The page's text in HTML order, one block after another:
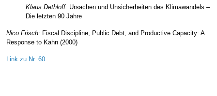
Klaus Dethloff: Ursachen und Unsicherheiten des Klimawandels –
Die letzten 90 Jahre
Nico Frisch: Fiscal Discipline, Public Debt, and Productive Capacity: A
Response to Kahn (2000)
Link zu Nr.60